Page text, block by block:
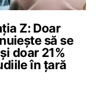
Z: Doar
să se
doar 21%
în țară